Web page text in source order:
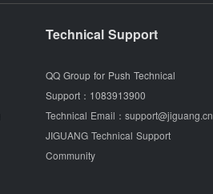
Technical Support
QQ Group for Push Technical
Support： 1083913900
Technical Email： support@jiguang.cn
JIGUANG Technical Support
Community